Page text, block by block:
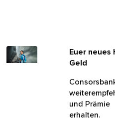
Euer neues
Hobby: Geld
und Prämie
erhalten.